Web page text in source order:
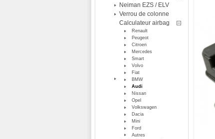
Neiman EZS / ELV
Verrou de colonne
Calculateur airbag
Renault
Peugeot
Citroen
Mercedes
Smart
Volvo
Fiat
BMW
Audi
Nissan
Opel
Volkswagen
Dacia
Mini
Ford
Autres